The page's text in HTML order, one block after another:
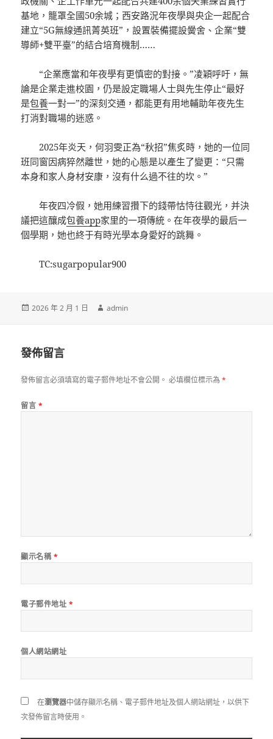
基地，籠罩全國50余城；西安路況年夜學與央企一起配合
建立“5G無線通訊菁英班”，設置裝備擺設黌舍、企業“雙
導師+雙平臺”的結合培育機制……
“企業應當和年夜學有更慎密的對接。”凌穎呼吁，無
論是企業走進校園，仍是設定職場人士與先生停止“最好
是包養一對一”的深刻交通，都能更有用地輔助年夜先生
打消對職場的迷惑。
2025年炎天，何羽雯正為“秋招”焦炙時，她的一位同
班同窗因病猝然離世，她的心態是以產生了變更：“只需
本身和家人身材安康，沒有什么過不往的坎。”
年夜四冷假，她用練習攢下的錢帶怙恃往觀光，并決
議把這釀成包養app家里的一項傳統。在年夜學的最后一
個學期，她也終于有時光學本身愛好的跳舞。
TC:sugarpopular900
發
2026 年 2 月 1 日
作
admin
發佈留言
發佈留言必須填寫的電子郵件地址不會公開。 必填欄位標示為*
留言 *
顯示名稱 *
電子郵件地址 *
個人網站網址
在瀏覽器中儲存顯示名稱、電子郵件地址及個人網站網址，以供下
次發佈留言時使用。